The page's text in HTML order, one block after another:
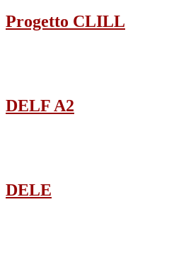
Progetto CLILL
DELF A2
DELE